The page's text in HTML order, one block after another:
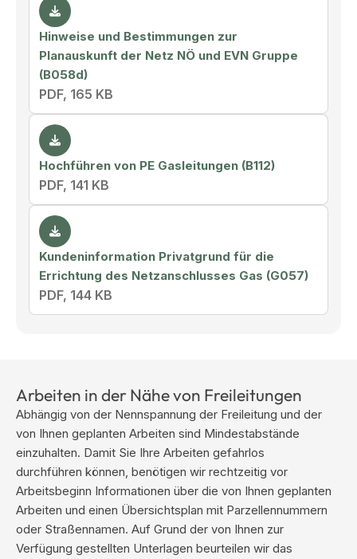
Hinweise und Bestimmungen zur
Planauskunft der Netz NÖ und EVN Gruppe
(B058d)
PDF, 165 KB
Hochführen von PE Gasleitungen (B112)
PDF, 141 KB
Kundeninformation Privatgrund für die
Errichtung des Netzanschlusses Gas (G057)
PDF, 144 KB
Arbeiten in der Nähe von Freileitungen
Abhängig von der Nennspannung der Freileitung und der
von Ihnen geplanten Arbeiten sind Mindestabstände
einzuhalten. Damit Sie Ihre Arbeiten gefahrlos
durchführen können, benötigen wir rechtzeitig vor
Arbeitsbeginn Informationen über die von Ihnen geplanten
Arbeiten und einen Übersichtsplan mit Parzellennummern
oder Straßennamen. Auf Grund der von Ihnen zur
Verfügung gestellten Unterlagen beurteilen wir das